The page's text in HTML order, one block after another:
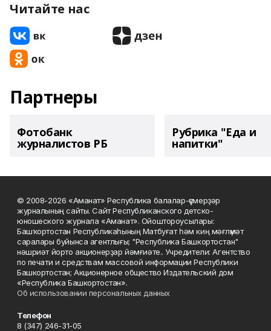
Читайте нас
Партнеры
Фотобанк
журналистов РБ
Рубрика "Еда и
напитки"
© 2008-2026 «Аманат» Республика балалар-үҫмерҙәр
журналының сайты. Сайт Республиканского детско-
юношеского журнала «Аманат». Ойоштороусылары:
Башҡортостан Республикаһының Матбуғат һәм киң мәғлүмәт
саралары буйынса агентлығы; "Республика Башкортостан"
нәшриәт йорто акционерҙар йәмғиәте.. Учредители: Агентство
по печати и средствам массовой информации Республики
Башкортостан; Акционерное общество Издательский дом
«Республика Башкортостан».
Об использовании персональных данных
Телефон
8 (347) 246-31-05